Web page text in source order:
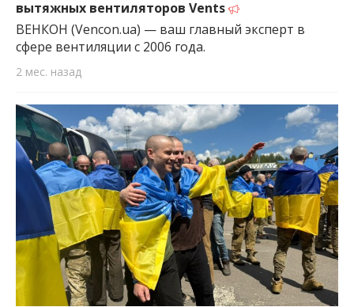
вытяжных вентиляторов Vents
ВЕНКОН (Vencon.ua) — ваш главный эксперт в
сфере вентиляции с 2006 года.
2 мес. назад